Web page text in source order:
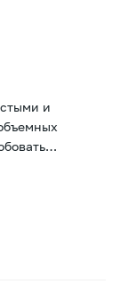
и
вопрос цвета,